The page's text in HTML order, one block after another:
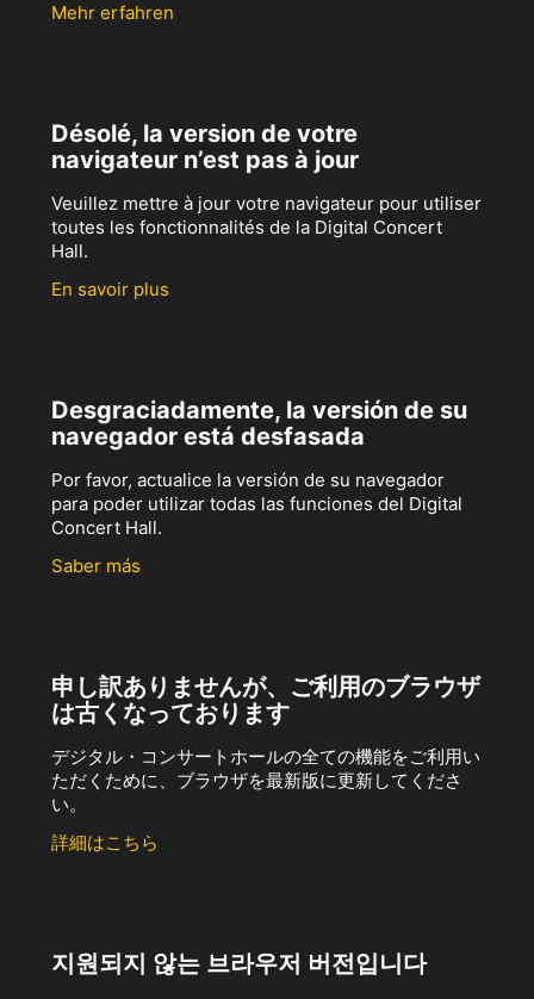
Mehr erfahren
Désolé, la version de votre
navigateur n’est pas à jour
Veuillez mettre à jour votre navigateur pour utiliser
toutes les fonctionnalités de la Digital Concert
Hall.
En savoir plus
Desgraciadamente, la versión de su
navegador está desfasada
Por favor, actualice la versión de su navegador
para poder utilizar todas las funciones del Digital
Concert Hall.
Saber más
申し訳ありませんが、ご利用のブラウザ
は古くなっております
デジタル・コンサートホールの全ての機能をご利用い
ただくために、ブラウザを最新版に更新してくださ
い。
詳細はこちら
지원되지 않는 브라우저 버전입니다